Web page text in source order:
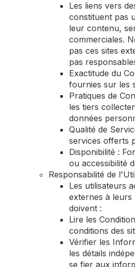
Les liens vers
constituent pas
leur contenu,
commerciales.
pas ces sites
pas
Exactitude du
fournies sur les
Pratiques de
les tiers
données
Qualité de
services offerts
Disponibilité :
ou accessibilité
Responsabilité de
Les utilisateurs
externes à
doivent :
Lire les
conditions des
Vérifier les
les détails
se fier aux